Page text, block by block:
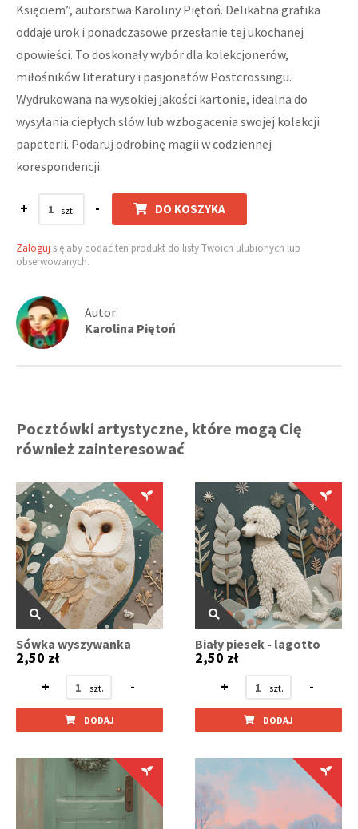
Księciem”, autorstwa Karoliny Piętoń. Delikatna grafika
oddaje urok i ponadczasowe przesłanie tej ukochanej
opowieści. To doskonały wybór dla kolekcjonerów,
miłośników literatury i pasjonatów Postcrossingu.
Wydrukowana na wysokiej jakości kartonie, idealna do
wysyłania ciepłych słów lub wzbogacenia swojej kolekcji
papeterii. Podaruj odrobinę magii w codziennej
korespondencji.
+ - DO KOSZYKA
Zaloguj się aby dodać ten produkt do listy Twoich ulubionych lub
obserwowanych.
Autor:
Karolina Piętoń
Pocztówki artystyczne, które mogą Cię
również zainteresować
Sówka wyszywanka
2,50 zł
+
-
DODAJ
Biały piesek - lagotto
2,50 zł
+
-
DODAJ